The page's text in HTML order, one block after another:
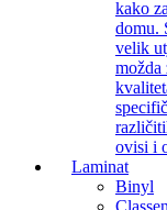
kako
domu.
velik
možda
ovisi i
Laminat
Binyl
Classen